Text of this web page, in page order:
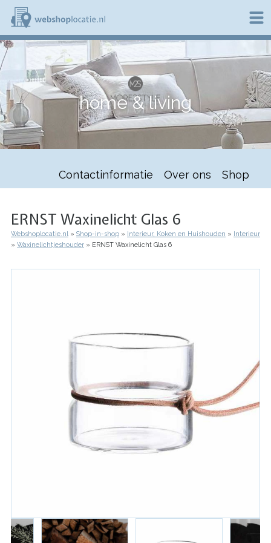
Overslaan
naar
de
inhoud
gaan
W
h
o
p
l
o
c
home & living
Contactinformatie Over ons Shop
ERNST Waxinelicht Glas 6
Kruimelpad
Webshoplocatie.nl Shop-in-shop Interieur, Koken en Huishouden
Interieur
Waxinelichtjeshouder
ERNST Waxinelicht Glas 6